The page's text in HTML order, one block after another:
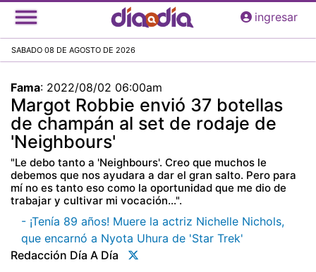
Pasar
al
principal
ingresar
SABADO 08 DE AGOSTO DE 2026
Fama: 2022/08/02 06:00am
Margot Robbie envió 37 botellas
de champán al set de rodaje de
'Neighbours'
"Le debo tanto a 'Neighbours'. Creo que muchos le
debemos que nos ayudara a dar el gran salto. Pero para
mí no es tanto eso como la oportunidad que me dio de
trabajar y cultivar mi vocación...".
- ¡Tenía 89 años! Muere la actriz Nichelle Nichols,
que encarnó a Nyota Uhura de 'Star Trek'
Redacción Día A Día